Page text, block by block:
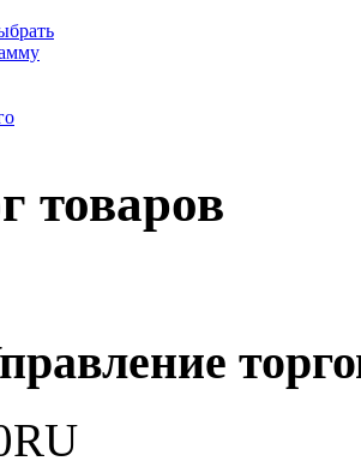
товаров